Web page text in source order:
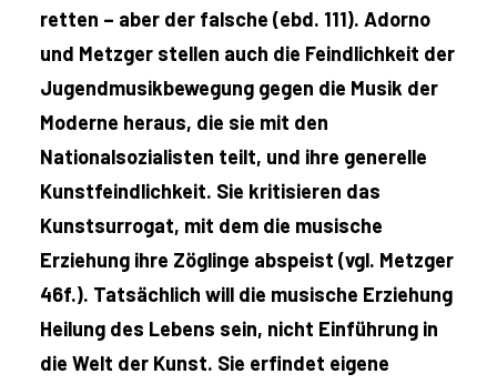
retten – aber der falsche (ebd. 111). Adorno
und Metzger stellen auch die Feindlichkeit der
Jugendmusikbewegung gegen die Musik der
Moderne heraus, die sie mit den
Nationalsozialisten teilt, und ihre generelle
Kunstfeindlichkeit. Sie kritisieren das
Kunstsurrogat, mit dem die musische
Erziehung ihre Zöglinge abspeist (vgl. Metzger
46f.). Tatsächlich will die musische Erziehung
Heilung des Lebens sein, nicht Einführung in
die Welt der Kunst. Sie erfindet eigene